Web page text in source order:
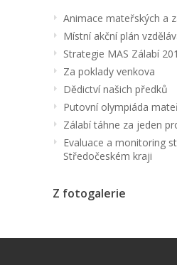
Animace mateřských a
Místní akční plán
Strategie MAS Zálabí
Za poklady venkova
Dědictví našich předků
Putovní olympiáda
Zálabí táhne za jeden
Evaluace a monitoring
Středočeském kraji
Z fotogalerie